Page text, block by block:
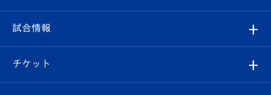
クラブ
試合情報
クラブ概要
エンブレム紹介
観戦ルール
はじめての観戦ガイド
試合情報
試合日程/結果
チケット